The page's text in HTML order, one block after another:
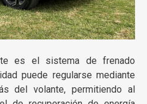
es el sistema de frenado
puede regularse mediante
del volante, permitiendo al